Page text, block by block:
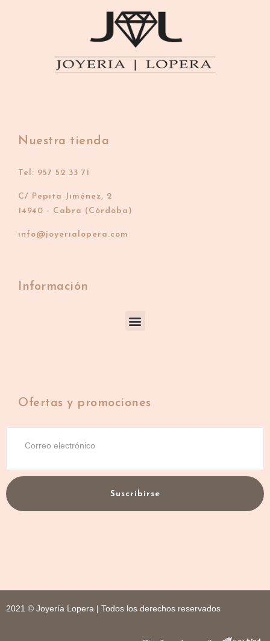
Nuestra tienda
Tel: 957 52 33 71
C/ Pepita Jiménez, 2
14940 - Cabra (Córdoba)
info@joyerialopera.com
Información
Ofertas y promociones
Suscribirse
2021 © Joyería Lopera | Todos los derechos reservados